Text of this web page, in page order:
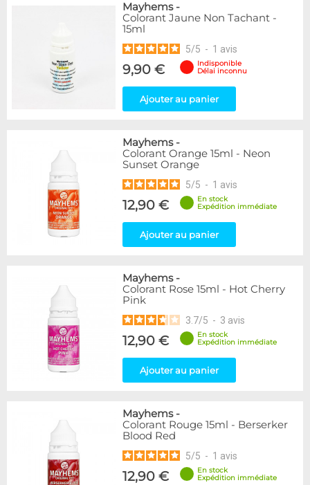
Mayhems-
Colorant Jaune Non Tachant -
15ml
5/5 - 1 avis
9,90 €
Indisponible
Délai inconnu
Ajouter au panier
Mayhems-
Colorant Orange 15ml - Neon
Sunset Orange
5/5 - 1 avis
12,90 €
En stock
Expédition immédiate
Ajouter au panier
Mayhems-
Colorant Rose 15ml - Hot Cherry
Pink
3.7/5 - 3 avis
12,90 €
En stock
Expédition immédiate
Ajouter au panier
Mayhems-
Colorant Rouge 15ml - Berserker
Blood Red
5/5 - 1 avis
12,90 €
En stock
Expédition immédiate